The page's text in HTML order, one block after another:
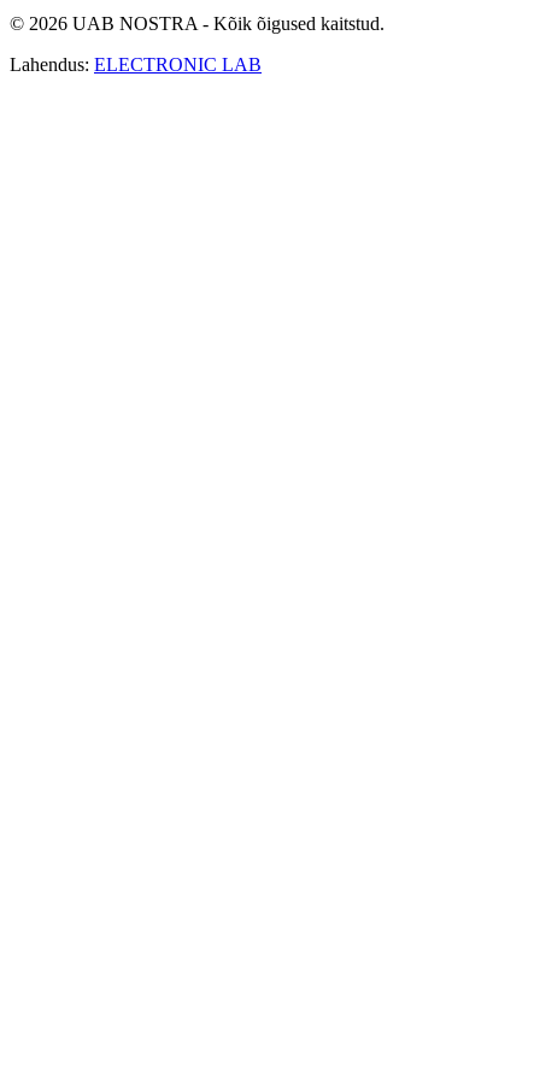
© 2026 UAB NOSTRA - Kõik õigused kaitstud.
Lahendus: ELECTRONIC LAB